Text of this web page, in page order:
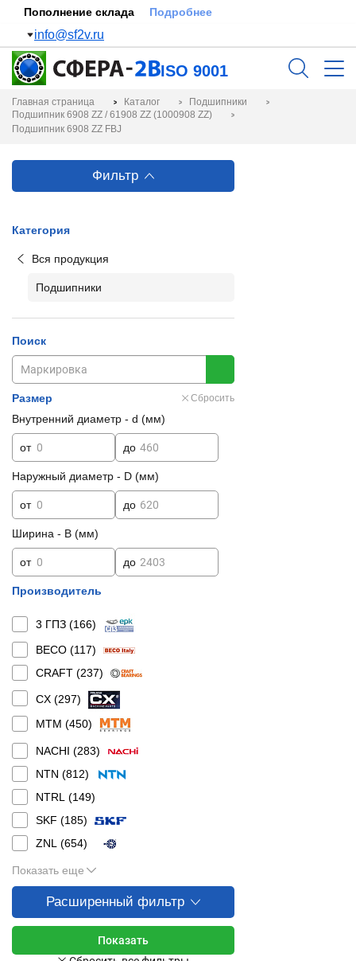
Пополнение склада Подробнее
info@sf2v.ru
ISO 9001
Главная страница Каталог
Подшипники
Подшипник 6908 ZZ / 61908 ZZ (1000908 ZZ)
Подшипник 6908 ZZ FBJ
Фильтр
Категория
Вся продукция
Подшипники
Поиск
Размер Сбросить
Внутренний диаметр - d (мм)
от до
Наружный диаметр - D (мм)
от до
Ширина - B (мм)
от до
Производитель
3 ГПЗ (166)
BECO (117)
CRAFT (237)
CX (297)
MTM (450)
NACHI (283)
NTN (812)
NTRL (149)
SKF (185)
ZNL (654)
Показать еще
Расширенный фильтр